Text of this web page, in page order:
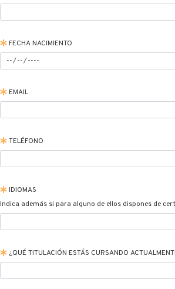
FECHA NACIMIENTO
EMAIL
TELÉFONO
IDIOMAS
Indica además si para alguno de ellos dispones de
¿QUÉ TITULACIÓN ESTÁS CURSANDO